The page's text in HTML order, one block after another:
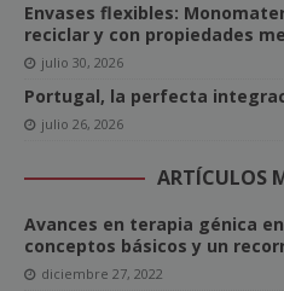
Envases flexibles:
reciclar y con propiedades
julio 30, 2026
Portugal, la perfecta
julio 26, 2026
ARTÍCULOS
Avances en terapia génica
conceptos básicos y un
diciembre 27, 2022